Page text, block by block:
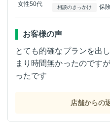
女性50代 相談のきっかけ 保
お客様の声
とても的確なプランを出
まり時間無かったのです
ったです
店舗からの